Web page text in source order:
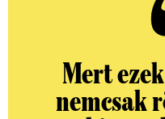
Mert
nemcsak